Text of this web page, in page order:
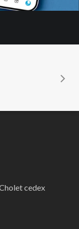
cedex